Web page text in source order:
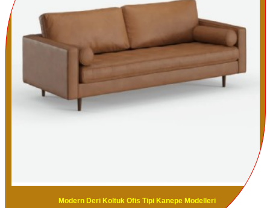
Modern Deri Koltuk Ofis Tipi Kanepe Modelleri